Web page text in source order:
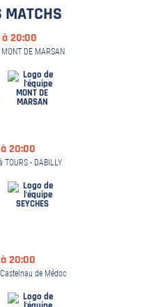
MATCHS
20:00
DE MARSAN
MONT DE
MARSAN
20:00
TOURS - DABILLY
SEYCHES
20:00
de Médoc